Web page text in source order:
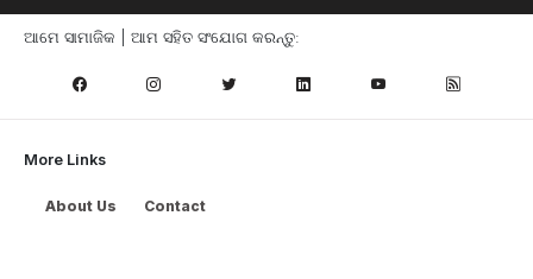
ଆମେ ସାମାଜିକ | ଆମ ସହିତ ସଂଯୋଗ କରନ୍ତୁ:
More Links
About Us Contact
ଚାହାଁନ୍ତି, ଯାହାଫଳରେ ଆପଣ ଅଳ୍ପ ସମୟ ମଧ୍ୟରେ ଭଲ
ରୋଜଗାର ମଧ୍ୟ କରିପାରିବେ | ତେଣୁ ଆପଣ କୃଷି ସହିତ ଜଡିତ
ଏହି 5 ଟି ସର୍ବୋତ୍ତମ ବ୍ୟବସାୟିକ ଚିନ୍ତାଧାରା ଗ୍ରହଣ କରିପାରିବେ,
ଯେଉଁଠାରୁ ଆପଣ ସ୍ୱଳ୍ପ ବଜେଟରେ ବିପୁଳ ଆୟ କରିପାରିବେ |